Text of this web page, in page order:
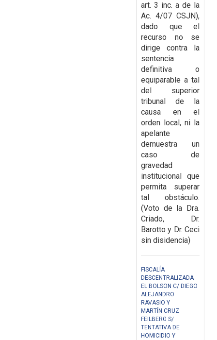
art. 3 inc. a de la
Ac. 4/07 CSJN),
dado que el
recurso no se
dirige contra la
sentencia
definitiva o
equiparable a tal
del superior
tribunal de la
causa en el
orden local, ni la
apelante
demuestra un
caso de
gravedad
institucional que
permita superar
tal obstáculo.
(Voto de la Dra.
Criado, Dr.
Barotto y Dr. Ceci
sin disidencia)
FISCALÍA
DESCENTRALIZADA
EL BOLSON C/ DIEGO
ALEJANDRO
RAVASIO Y
MARTÍN CRUZ
FEILBERG S/
TENTATIVA DE
HOMICIDIO Y